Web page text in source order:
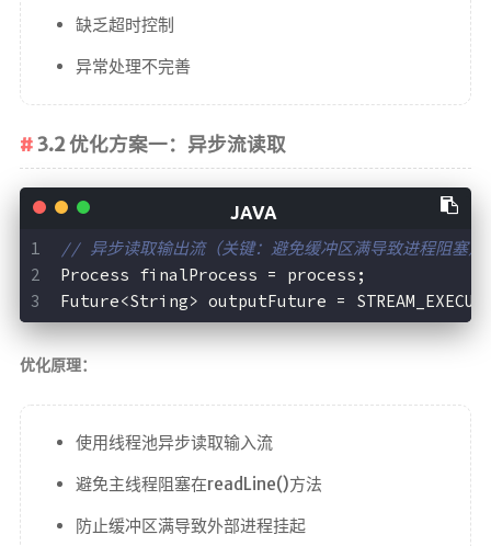
缺乏超时控制
异常处理不完善
3.2 优化方案一：异步流读取
// 异步读取输出流（关键：避免缓冲区满导致进程阻塞）
Process finalProcess = process;
Future<String> outputFuture =
优化原理：
使用线程池异步读取输入流
避免主线程阻塞在readLine()方法
防止缓冲区满导致外部进程挂起